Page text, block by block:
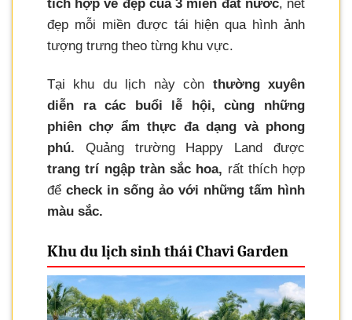
tích hợp vẻ đẹp của 3 miền đất nước, nét
đẹp mỗi miền được tái hiện qua hình ảnh
tượng trưng theo từng khu vực.
Tại khu du lịch này còn thường xuyên
diễn ra các buổi lễ hội, cùng những
phiên chợ ẩm thực đa dạng và phong
phú. Quảng trường Happy Land được
trang trí ngập tràn sắc hoa, rất thích hợp
để check in sống ảo với những tấm hình
màu sắc.
Khu du lịch sinh thái Chavi Garden